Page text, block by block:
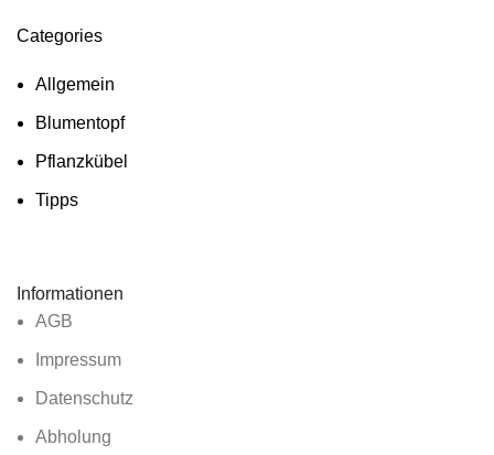
Categories
Allgemein
Blumentopf
Pflanzkübel
Tipps
Informationen
AGB
Impressum
Datenschutz
Abholung